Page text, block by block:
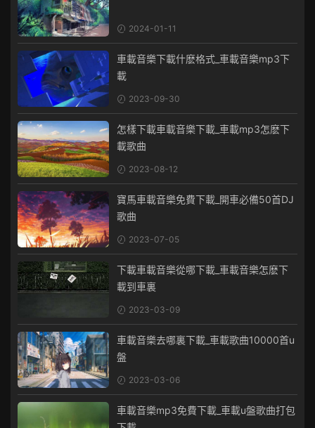
2024-01-11
車載音樂下載什麽格式_車載音樂mp3下
載
2023-09-30
怎樣下載車載音樂下載_車載mp3怎麽下
載歌曲
2023-08-12
寶馬車載音樂免費下載_開車必備50首DJ
歌曲
2023-07-05
下載車載音樂從哪下載_車載音樂怎麽下
載到車裏
2023-03-09
車載音樂去哪裏下載_車載歌曲10000首u
盤
2023-03-06
車載音樂mp3免費下載_車載u盤歌曲打包